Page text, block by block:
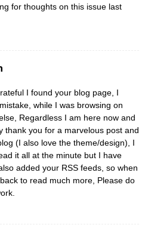
for thoughts on this issue last
I found your blog page, I
while I was browsing on
Regardless I am here now and
thank you for a marvelous post and
(I also love the theme/design), I
it all at the minute but I have
added your RSS feeds, so when
to read much more, Please do